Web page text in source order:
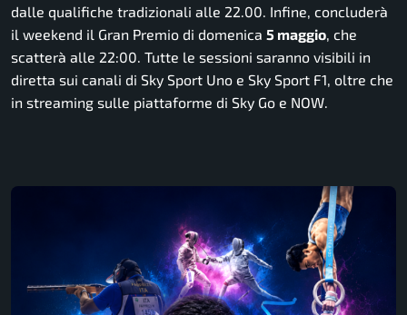
dalle qualifiche tradizionali alle 22.00. Infine, concluderà
il weekend il Gran Premio di domenica 5 maggio, che
scatterà alle 22:00. Tutte le sessioni saranno visibili in
diretta sui canali di Sky Sport Uno e Sky Sport F1, oltre che
in streaming sulle piattaforme di Sky Go e NOW.